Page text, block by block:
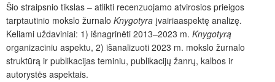
Šio straipsnio tikslas – atlikti recenzuojamo atvirosios prieigos
tarptautinio mokslo žurnalo Knygotyra įvairiaaspektę analizę.
Keliami uždaviniai: 1) išnagrinėti 2013–2023 m. Knygotyrą
organizaciniu aspektu, 2) išanalizuoti 2023 m. mokslo žurnalo
struktūrą ir publikacijas teminiu, publikacijų žanrų, kalbos ir
autorystės aspektais.